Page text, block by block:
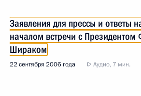
Заявления для прессы и ответы
началом встречи с
Шираком
22 сентября 2006 года Аудио, 7 мин.